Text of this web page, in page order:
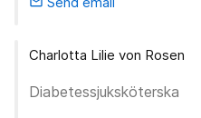
Charlotta Lilie von Rosen
Diabetessjuksköterska